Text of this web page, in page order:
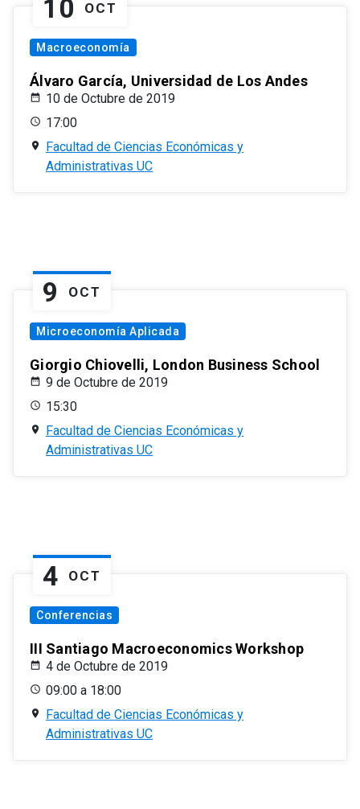
10 OCT
Macroeconomía
Álvaro García, Universidad de Los Andes
10 de Octubre de 2019
17:00
Facultad de Ciencias Económicas y
Administrativas UC
9 OCT
Microeconomía Aplicada
Giorgio Chiovelli, London Business School
9 de Octubre de 2019
15:30
Facultad de Ciencias Económicas y
Administrativas UC
4 OCT
Conferencias
III Santiago Macroeconomics Workshop
4 de Octubre de 2019
09:00 a 18:00
Facultad de Ciencias Económicas y
Administrativas UC